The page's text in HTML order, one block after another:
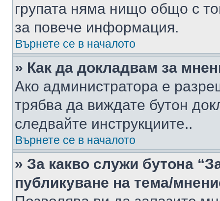
групата няма нищо общо с
за повече информация.
Върнете се в началото
» Как да докладвам за
Ако администратора е
трябва да виждате бутон
следвайте инструкциите..
Върнете се в началото
» За какво служи бутона
публикуване на тема/